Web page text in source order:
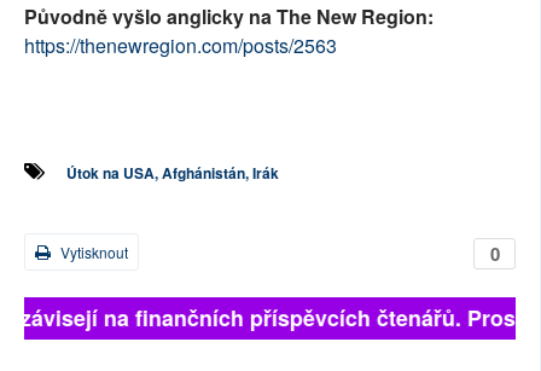
Původně vyšlo anglicky na The New Region:
https://thenewregion.com/posts/2563
Útok na USA, Afghánistán, Irák
0
Vytisknout
na finančních příspěvcích čtenářů.